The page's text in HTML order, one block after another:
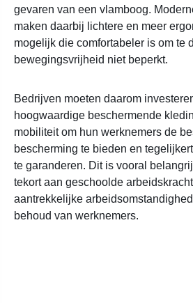
gevaren van een vlamboog.
maken daarbij lichtere en meer
mogelijk die comfortabeler is om te
bewegingsvrijheid niet beperkt.
Bedrijven moeten daarom
hoogwaardige beschermende
mobiliteit om hun werknemers de
bescherming te bieden en
te garanderen. Dit is vooral
tekort aan geschoolde
aantrekkelijke
behoud van werknemers.